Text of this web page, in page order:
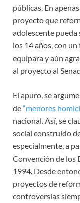
públicas. En
proyecto que
adolescente
los 14 años, con
equipara y aún
al proyecto al
El apuro, se
de“menores
nacional. Así, se
social construido
especialmente, a
Convención de los
1994. Desde
proyectos de
controversias